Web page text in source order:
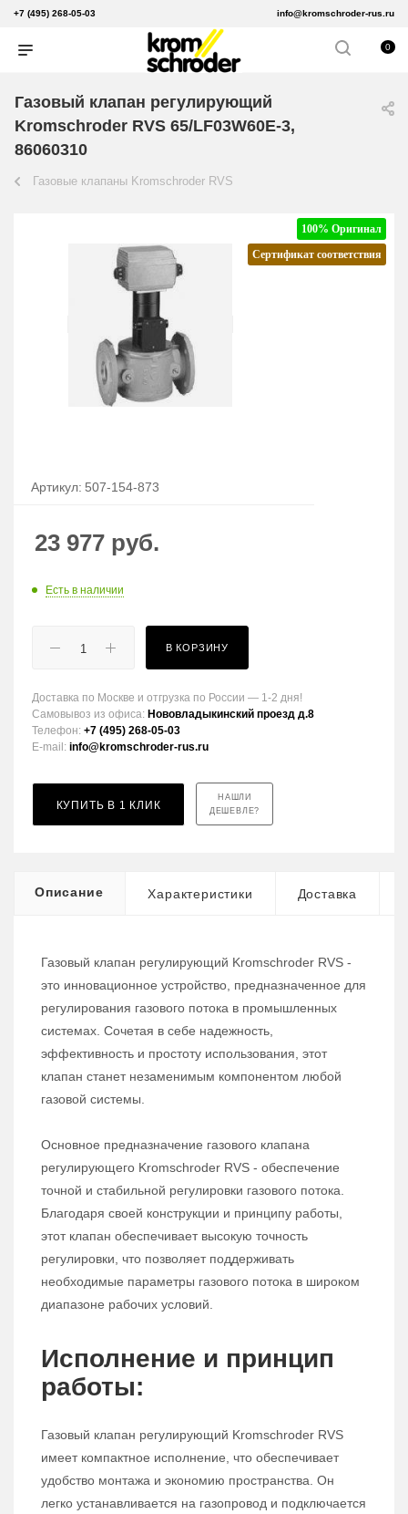
+7 (495) 268-05-03 info@kromschroder-rus.ru
0
Газовый клапан регулирующий
Kromschroder RVS 65/LF03W60E-3,
86060310
Газовые клапаны Kromschroder RVS
100% Оригинал
Сертификат соответствия
Артикул: 507-154-873
23 977 руб.
Есть в наличии
В КОРЗИНУ
Доставка по Москве и отгрузка по России — 1-2 дня!
Самовывоз из офиса: Нововладыкинский проезд д.8
Телефон: +7 (495) 268-05-03
E-mail: info@kromschroder-rus.ru
КУПИТЬ В 1 КЛИК
НАШЛИ
ДЕШЕВЛЕ?
Описание Характеристики Доставка
Газовый клапан регулирующий Kromschroder RVS -
это инновационное устройство, предназначенное для
регулирования газового потока в промышленных
системах. Сочетая в себе надежность,
эффективность и простоту использования, этот
клапан станет незаменимым компонентом любой
газовой системы.
Основное предназначение газового клапана
регулирующего Kromschroder RVS - обеспечение
точной и стабильной регулировки газового потока.
Благодаря своей конструкции и принципу работы,
этот клапан обеспечивает высокую точность
регулировки, что позволяет поддерживать
необходимые параметры газового потока в широком
диапазоне рабочих условий.
Исполнение и принцип
работы:
Газовый клапан регулирующий Kromschroder RVS
имеет компактное исполнение, что обеспечивает
удобство монтажа и экономию пространства. Он
легко устанавливается на газопровод и подключается